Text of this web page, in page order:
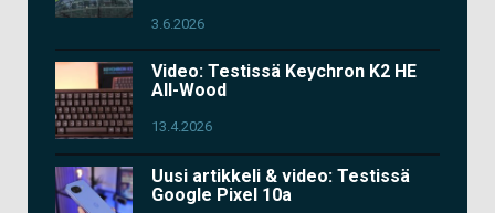
3.6.2026
Video: Testissä Keychron K2 HE
All-Wood
13.4.2026
Uusi artikkeli & video: Testissä
Google Pixel 10a